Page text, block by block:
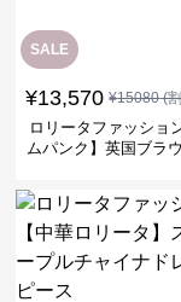
SALE
¥13,570 ¥15080(
ロリータファッショ
ムパンク】英国ブラ